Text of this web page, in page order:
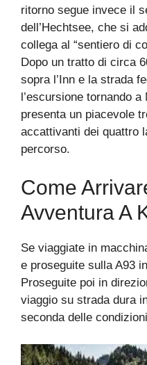
ritorno segue invece il
dell’Hechtsee, che si
collega al “sentiero di
Dopo un tratto di circa
sopra l’Inn e la strada
l’escursione tornando
presenta un piacevole
accattivanti dei quattro
percorso.
Come
Avventura A
Se viaggiate in
e proseguite sulla A93
Proseguite poi in
viaggio su strada dura
seconda delle